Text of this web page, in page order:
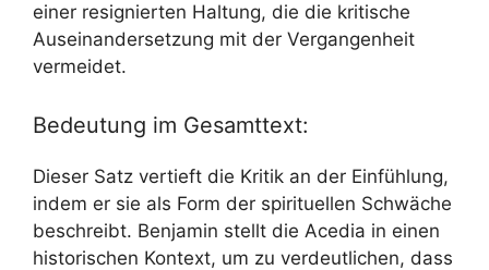
einer resignierten Haltung, die die kritische
Auseinandersetzung mit der Vergangenheit
vermeidet.
Bedeutung im Gesamttext:
Dieser Satz vertieft die Kritik an der Einfühlung,
indem er sie als Form der spirituellen Schwäche
beschreibt. Benjamin stellt die Acedia in einen
historischen Kontext, um zu verdeutlichen, dass